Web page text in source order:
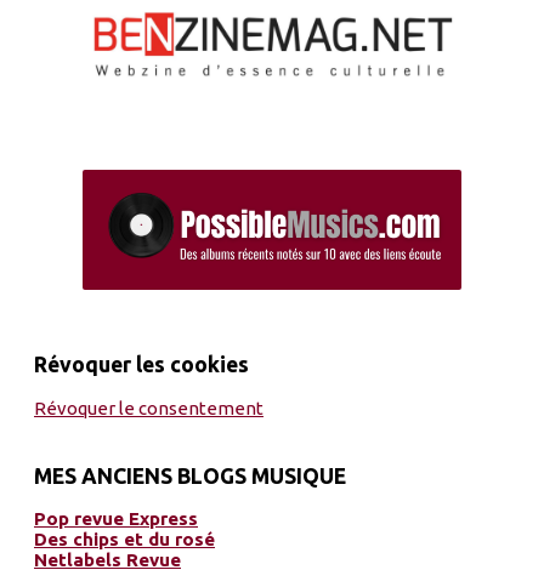
Révoquer les cookies
Révoquer le consentement
MES ANCIENS BLOGS MUSIQUE
Pop revue Express
Des chips et du rosé
Netlabels Revue